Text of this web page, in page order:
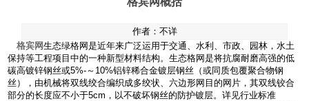
作者：不详
格宾网生态绿格网是近年来广泛运用于交通、水利、市政、园林，水土
保持等工程项目中的一种新型材料结构。生态格网是将抗腐耐磨高强的低
碳高镀锌钢丝或5%-～10%铝锌稀合金镀层钢丝（或同质包覆聚合物钢
丝），由机械将双线绞合编织成多绞状、六边形网目的网片，其双线铰合
部分的长度应不小于5cm，以不破坏钢丝的防护镀层。详见行业标准